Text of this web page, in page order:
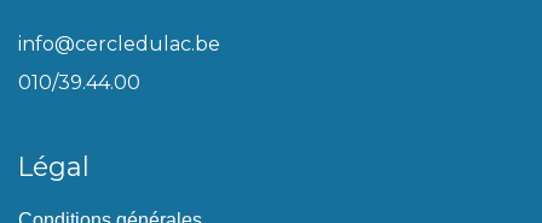
info@cercledulac.be
010/39.44.00
Légal